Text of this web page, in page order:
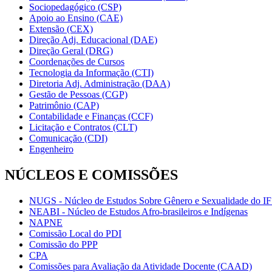
Sociopedagógico (CSP)
Apoio ao Ensino (CAE)
Extensão (CEX)
Direção Adj. Educacional (DAE)
Direção Geral (DRG)
Coordenações de Cursos
Tecnologia da Informação (CTI)
Diretoria Adj. Administração (DAA)
Gestão de Pessoas (CGP)
Patrimônio (CAP)
Contabilidade e Finanças (CCF)
Licitação e Contratos (CLT)
Comunicação (CDI)
Engenheiro
NÚCLEOS E COMISSÕES
NUGS - Núcleo de Estudos Sobre Gênero e Sexualidade do
NEABI - Núcleo de Estudos Afro-brasileiros e Indígenas
NAPNE
Comissão Local do PDI
Comissão do PPP
CPA
Comissões para Avaliação da Atividade Docente (CAAD)